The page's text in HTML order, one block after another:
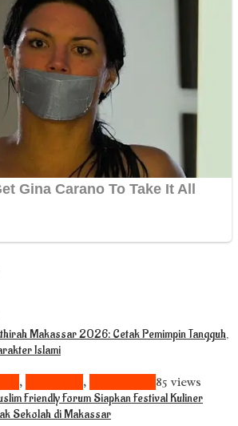
Makassar 2026: Cetak Pemimpin Tangguh,
Islami
, , 85 views
Friendly Forum Siapkan Festival Kuliner
Sekolah di Makassar